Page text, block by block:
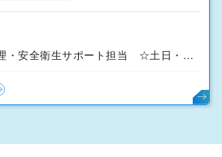
施設管理・安全衛生サポート担当 ☆土日・祝日固定休み！☆